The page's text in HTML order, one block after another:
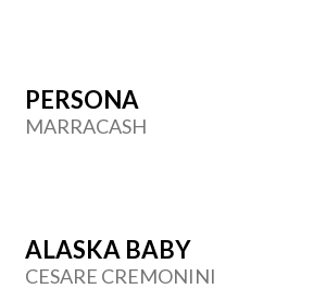
PERSONA
MARRACASH
ALASKA BABY
CESARE CREMONINI